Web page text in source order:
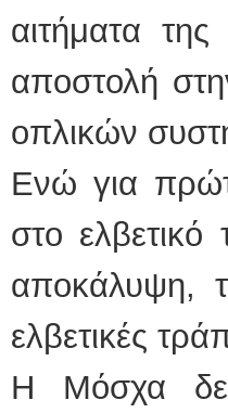
αιτήματα
αποστολή
οπλικών
Ενώ για
στο
αποκάλυψη,
ελβετικές
Η Μόσχα